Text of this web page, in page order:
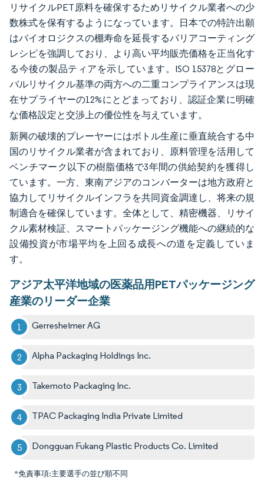
リサイクルPET原料を確保するためリサイクル業者への少
数株式を保有するようになっています。日本での特許出願
はバイオロジクスの棚寿命を延長するバリアコーティング
レシピを強調しており、より高い平均販売価格を正当化す
る今後の製品ティアを示しています。ISO 15378とグロー
バルリサイクル基準の両方への二重コンプライアンスは現
在サプライヤーの12%にとどまっており、認証企業に明確
な価格設定と交渉上の優位性を与えています。
新興の破壊的プレーヤーにはボトル生産に垂直統合する中
国のリサイクル業者が含まれており、原料管理を活用して
ベンチマーク以下の樹脂価格で3年間の供給契約を獲得し
ています。一方、東南アジアのコンバーターは地方政府と
協力してリサイクルインフラを共同資金調達し、将来の規
制適合を確保しています。全体として、精密機器、リサイ
クル素材検証、スマートパッケージング機能への継続的な
設備投資が市場平均を上回る成長への道を定義していま
す。
アジア太平洋地域の医薬品用PETパッケージング
産業のリーダー企業
Gerresheimer AG
Alpha Packaging Holdings Inc.
Takemoto Packaging Inc.
TPAC Packaging India Private Limited
Dongguan Fukang Plastic Products Co. Limited
*免責事項:主要選手の並び順不同